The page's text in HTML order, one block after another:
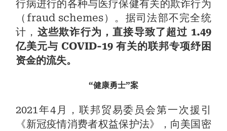
行病进行的各种与医疗保健有关的欺诈行为
（fraud schemes）。据司法部不完全统
计， 这些欺诈行为，直接导致了超过 1.49
亿美元与 COVID-19 有关的联邦专项纾困
资金的流失。
“健康勇士”案
2021年4月，联邦贸易委员会第一次援引
《新冠疫情消费者权益保护法》，向美国密